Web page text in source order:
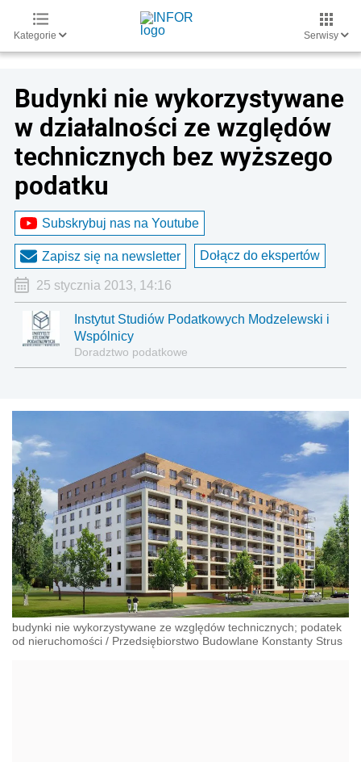
Kategorie Serwisy
Budynki nie wykorzystywane
w działalności ze względów
technicznych bez wyższego
podatku
Subskrybuj nas na Youtube
Zapisz się na newsletter Dołącz do ekspertów
25 stycznia 2013, 14:16
Instytut Studiów Podatkowych Modzelewski i
Wspólnicy
Doradztwo podatkowe
budynki nie wykorzystywane ze względów technicznych; podatek
od nieruchomości / Przedsiębiorstwo Budowlane Konstanty Strus